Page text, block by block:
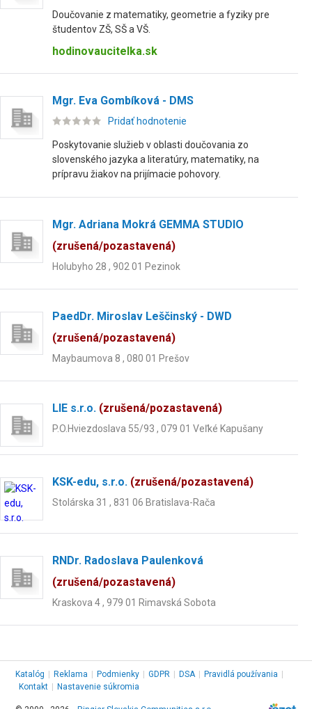
Doučovanie z matematiky, geometrie a fyziky pre
študentov ZŠ, SŠ a VŠ.
hodinovaucitelka.sk
Mgr. Eva Gombíková - DMS
Pridať hodnotenie
Poskytovanie služieb v oblasti doučovania zo
slovenského jazyka a literatúry, matematiky, na
prípravu žiakov na prijímacie pohovory.
Mgr. Adriana Mokrá GEMMA STUDIO
(zrušená/pozastavená)
Holubyho 28 , 902 01 Pezinok
PaedDr. Miroslav Leščinský - DWD
(zrušená/pozastavená)
Maybaumova 8 , 080 01 Prešov
LIE s.r.o. (zrušená/pozastavená)
P.O.Hviezdoslava 55/93 , 079 01 Veľké Kapušany
KSK-edu, s.r.o. (zrušená/pozastavená)
Stolárska 31 , 831 06 Bratislava-Rača
RNDr. Radoslava Paulenková
(zrušená/pozastavená)
Kraskova 4 , 979 01 Rimavská Sobota
Katalóg Reklama Podmienky GDPR DSA Pravidlá používania
Kontakt
Nastavenie súkromia